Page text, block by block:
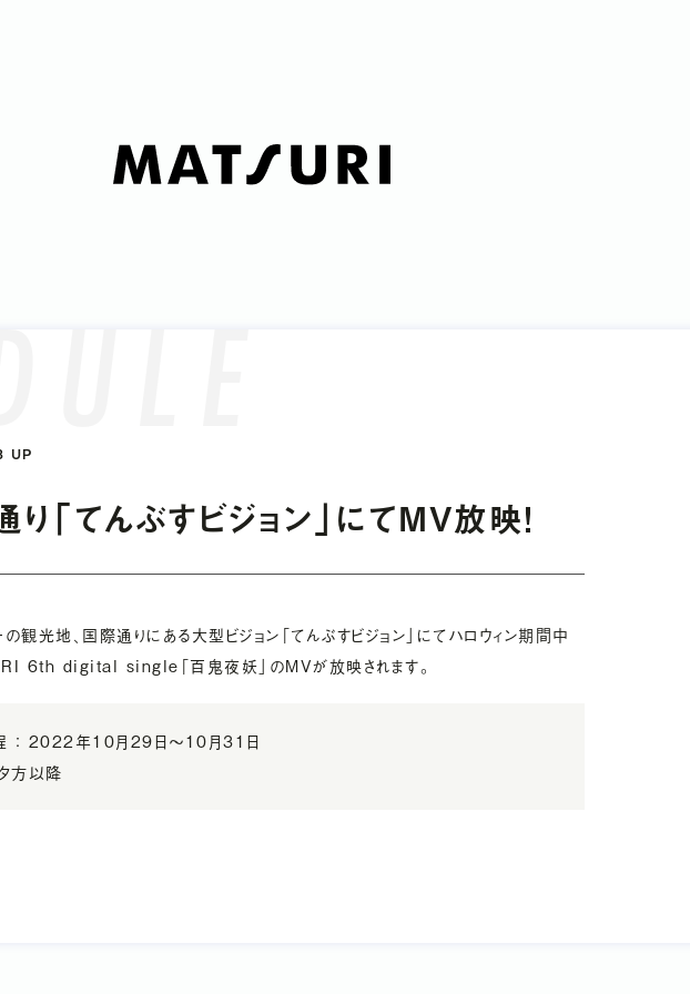
RELEASE
NOTE
GOODS SHOP「 一个晴天」
UP
「てんぶすビジョン」にてMV放映！
観光地、国際通りにある大型ビジョン「てんぶすビジョン」にてハロウィン期間中
6th digital single「百鬼夜妖」のMVが放映されます。
： 2022年10月29日〜10月31日
方以降